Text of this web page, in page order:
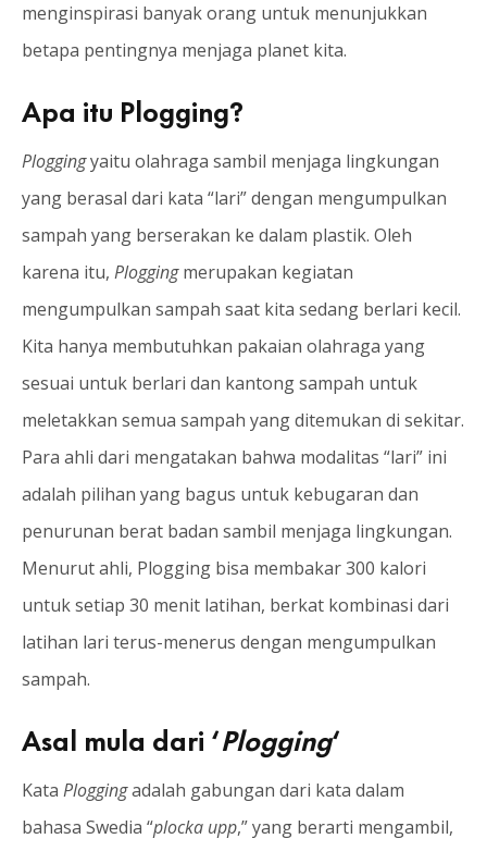
menginspirasi banyak orang untuk menunjukkan
betapa pentingnya menjaga planet kita.
Apa itu Plogging?
Ploggingyaitu olahraga sambil menjaga lingkungan
yang berasal dari kata “lari” dengan mengumpulkan
sampah yang berserakan ke dalam plastik. Oleh
karena itu, Ploggingmerupakan kegiatan
mengumpulkan sampah saat kita sedang berlari kecil.
Kita hanya membutuhkan pakaian olahraga yang
sesuai untuk berlari dan kantong sampah untuk
meletakkan semua sampah yang ditemukan di sekitar.
Para ahli dari mengatakan bahwa modalitas “lari” ini
adalah pilihan yang bagus untuk kebugaran dan
penurunan berat badan sambil menjaga lingkungan.
Menurut ahli, Plogging bisa membakar 300 kalori
untuk setiap 30 menit latihan, berkat kombinasi dari
latihan lari terus-menerus dengan mengumpulkan
sampah.
Asal mula dari ‘Plogging‘
Kata Ploggingadalah gabungan dari kata dalam
bahasa Swedia “plocka upp,” yang berarti mengambil,